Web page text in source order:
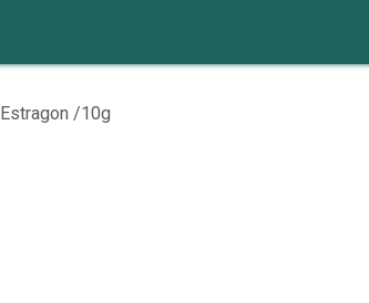
Estragon /10g